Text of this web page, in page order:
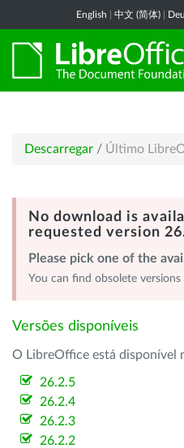
English 中文 (简体)
Descarregar / Último
No download is
requested version
Please pick one of the
You can find obsolete
Versões disponíveis
O LibreOffice está disponível
26.2.5
26.2.4
26.2.3
26.2.2